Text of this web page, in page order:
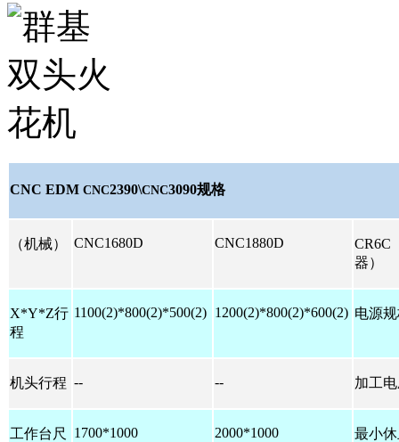
CNC EDM CNC2390\CNC3090规格
（机械） CNC1680D CNC1880D CR6C
器）
X*Y*Z行
程
1100(2)*800(2)*500(2) 1200(2)*800(2)*600(2) 电源
机头行程 -- -- 加工
工作台尺
1700*1000 2000*1000
最小